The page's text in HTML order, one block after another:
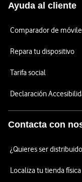
Ayuda al cliente
Comparador de
Repara tu dispositivo
Tarifa social
Declaración
Contacta con
¿Quieres ser
Localiza tu tienda física